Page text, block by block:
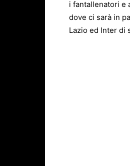
i fantallenatori e
dove ci sarà in
Lazio ed Inter di